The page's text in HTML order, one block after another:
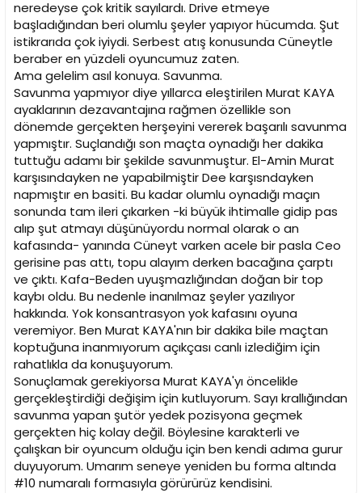
neredeyse çok kritik sayılardı. Drive etmeye
başladığından beri olumlu şeyler yapıyor hücumda. Şut
istikrarıda çok iyiydi. Serbest atış konusunda Cüneytle
beraber en yüzdeli oyuncumuz zaten.
Ama gelelim asıl konuya. Savunma.
Savunma yapmıyor diye yıllarca eleştirilen Murat KAYA
ayaklarının dezavantajına rağmen özellikle son
dönemde gerçekten herşeyini vererek başarılı savunma
yapmıştır. Suçlandığı son maçta oynadığı her dakika
tuttuğu adamı bir şekilde savunmuştur. El-Amin Murat
karşısındayken ne yapabilmiştir Dee karşısndayken
napmıştır en basiti. Bu kadar olumlu oynadığı maçın
sonunda tam ileri çıkarken -ki büyük ihtimalle gidip pas
alıp şut atmayı düşünüyordu normal olarak o an
kafasında- yanında Cüneyt varken acele bir pasla Ceo
gerisine pas attı, topu alayım derken bacağına çarptı
ve çıktı. Kafa-Beden uyuşmazlığından doğan bir top
kaybı oldu. Bu nedenle inanılmaz şeyler yazılıyor
hakkında. Yok konsantrasyon yok kafasını oyuna
veremiyor. Ben Murat KAYA'nın bir dakika bile maçtan
koptuğuna inanmıyorum açıkçası canlı izlediğim için
rahatlıkla da konuşuyorum.
Sonuçlamak gerekiyorsa Murat KAYA'yı öncelikle
gerçekleştirdiği değişim için kutluyorum. Sayı krallığından
savunma yapan şutör yedek pozisyona geçmek
gerçekten hiç kolay değil. Böylesine karakterli ve
çalışkan bir oyuncum olduğu için ben kendi adıma gurur
duyuyorum. Umarım seneye yeniden bu forma altında
#10 numaralı formasıyla görürürüz kendisini.